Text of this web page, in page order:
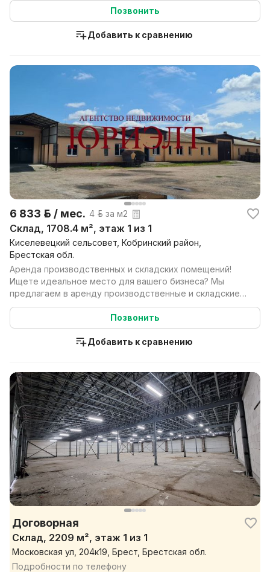
Позвонить
Добавить к сравнению
6 833 р. / мес. 4 р. за м2
Склад, 1708.4 м², этаж 1 из 1
Киселевецкий сельсовет, Кобринский район,
Брестская обл.
Аренда производственных и складских помещений!
Ищете идеальное место для вашего бизнеса? Мы
предлагаем в аренду производственные и складские
помещен...
Позвонить
Добавить к сравнению
Договорная
Склад, 2209 м², этаж 1 из 1
Московская ул, 204к19, Брест, Брестская обл.
Подробности по телефону